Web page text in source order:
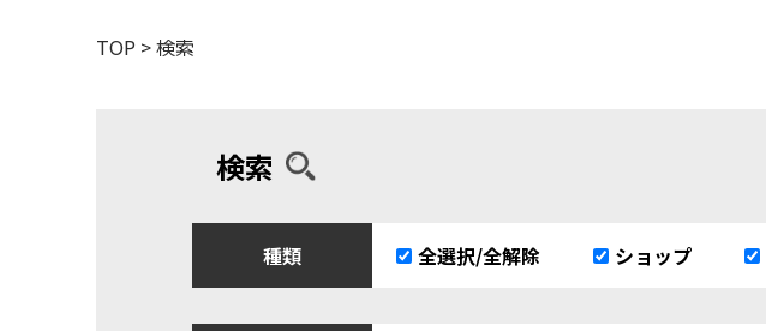
TOP >検索
検索
種類 全選択/全解除 ショップ